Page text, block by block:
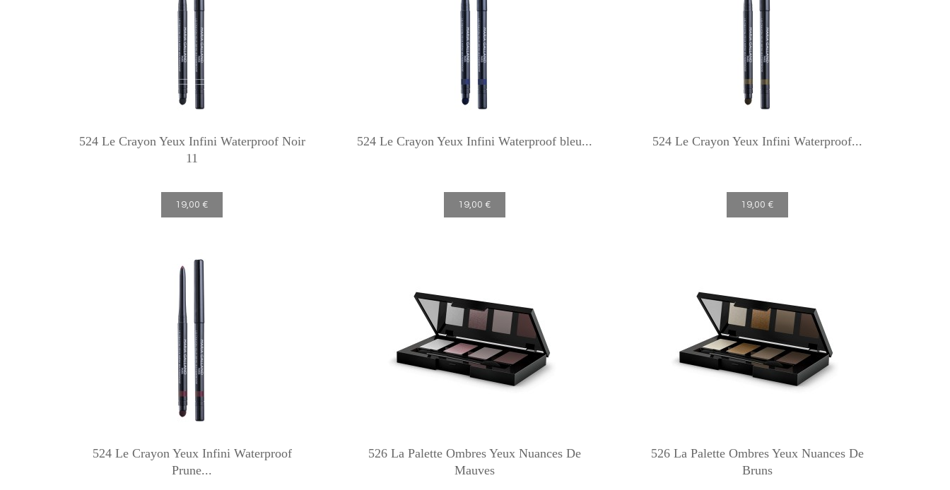
524 Le Crayon Yeux Infini Waterproof Noir
11
19,00 €
524 Le Crayon Yeux Infini Waterproof bleu...
19,00 €
524 Le Crayon Yeux Infini Waterproof...
19,00 €
524 Le Crayon Yeux Infini Waterproof
Prune...
526 La Palette Ombres Yeux Nuances De
Mauves
526 La Palette Ombres Yeux Nuances De
Bruns